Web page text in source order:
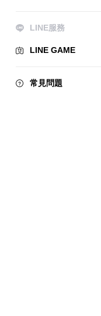
LINE服務
LINE GAME
常見問題